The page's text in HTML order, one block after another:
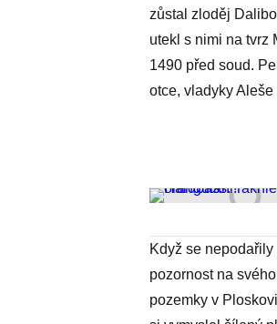
zůstal zloděj
utekl s nimi na tvrz
1490 před soud.
otce, vladyky
Když se
pozornost na
pozemky v